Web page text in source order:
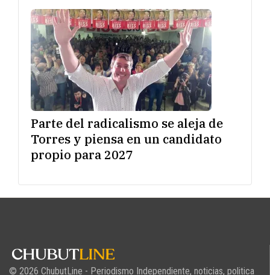
Parte del radicalismo se aleja de
Torres y piensa en un candidato
propio para 2027
© 2026 ChubutLine - Periodismo Independiente, noticias, politica